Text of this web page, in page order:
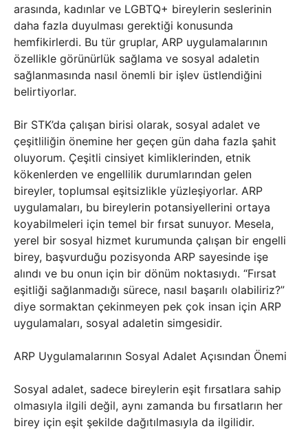
arasında, kadınlar ve LGBTQ+ bireylerin seslerinin
daha fazla duyulması gerektiği konusunda
hemfikirlerdi. Bu tür gruplar, ARP uygulamalarının
özellikle görünürlük sağlama ve sosyal adaletin
sağlanmasında nasıl önemli bir işlev üstlendiğini
belirtiyorlar.
Bir STK’da çalışan birisi olarak, sosyal adalet ve
çeşitliliğin önemine her geçen gün daha fazla şahit
oluyorum. Çeşitli cinsiyet kimliklerinden, etnik
kökenlerden ve engellilik durumlarından gelen
bireyler, toplumsal eşitsizlikle yüzleşiyorlar. ARP
uygulamaları, bu bireylerin potansiyellerini ortaya
koyabilmeleri için temel bir fırsat sunuyor. Mesela,
yerel bir sosyal hizmet kurumunda çalışan bir engelli
birey, başvurduğu pozisyonda ARP sayesinde işe
alındı ve bu onun için bir dönüm noktasıydı. “Fırsat
eşitliği sağlanmadığı sürece, nasıl başarılı olabiliriz?”
diye sormaktan çekinmeyen pek çok insan için ARP
uygulamaları, sosyal adaletin simgesidir.
ARP Uygulamalarının Sosyal Adalet Açısından Önemi
Sosyal adalet, sadece bireylerin eşit fırsatlara sahip
olmasıyla ilgili değil, aynı zamanda bu fırsatların her
birey için eşit şekilde dağıtılmasıyla da ilgilidir.